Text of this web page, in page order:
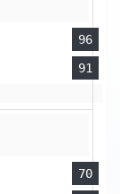
96
91
70